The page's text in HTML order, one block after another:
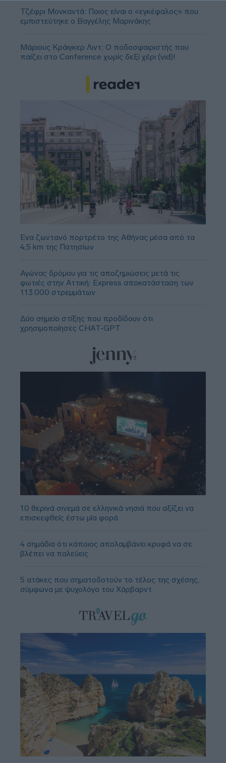
Τζέφρι Μονκαντά: Ποιος είναι ο «εγκέφαλος» που
εμπιστεύτηκε ο Βαγγέλης Μαρινάκης
Μάριους Κράιγκερ Λιντ: Ο ποδοσφαιριστής που
παίζει στο Conference χωρίς δεξί χέρι (vid)!
Ένα ζωντανό πορτρέτο της Αθήνας μέσα από τα
4,5 km της Πατησίων
Αγώνας δρόμου για τις αποζημιώσεις μετά τις
φωτιές στην Αττική: Express αποκατάσταση των
113.000 στρεμμάτων
Δύο σημείο στίξης που προδίδουν ότι
χρησιμοποίησες CHAT-GPT
10 θερινά σινεμά σε ελληνικά νησιά που αξίζει να
επισκεφθείς έστω μία φορά
4 σημάδια ότι κάποιος απολαμβάνει κρυφά να σε
βλέπει να παλεύεις
5 ατάκες που σηματοδοτούν το τέλος της σχέσης,
σύμφωνα με ψυχολόγο του Χάρβαρντ